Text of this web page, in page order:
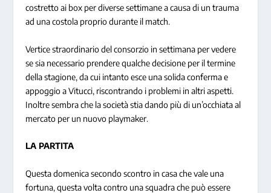
costretto ai box per diverse settimane a causa di un trauma
ad una costola proprio durante il match.
Vertice straordinario del consorzio in settimana per vedere
se sia necessario prendere qualche decisione per il termine
della stagione, da cui intanto esce una solida conferma e
appoggio a Vitucci, riscontrando i problemi in altri aspetti.
Inoltre sembra che la società stia dando più di un’occhiata al
mercato per un nuovo playmaker.
LA PARTITA
Questa domenica secondo scontro in casa che vale una
fortuna, questa volta contro una squadra che può essere